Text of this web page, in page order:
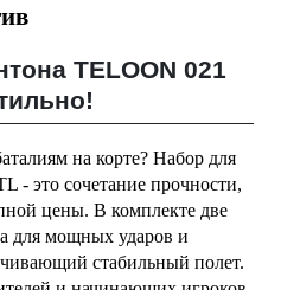
TELOON 021
на корте? Набор для
- это сочетание прочности,
цены. В комплекте две
для мощных ударов и
стабильный полет.